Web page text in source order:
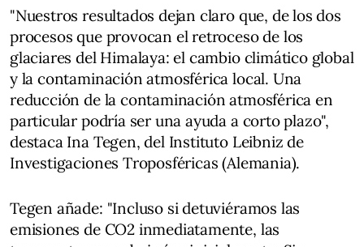
"Nuestros resultados dejan claro que, de los dos
procesos que provocan el retroceso de los
glaciares del Himalaya: el cambio climático global
y la contaminación atmosférica local. Una
reducción de la contaminación atmosférica en
particular podría ser una ayuda a corto plazo",
destaca Ina Tegen, del Instituto Leibniz de
Investigaciones Troposféricas (Alemania).
Tegen añade: "Incluso si detuviéramos las
emisiones de CO2 inmediatamente, las